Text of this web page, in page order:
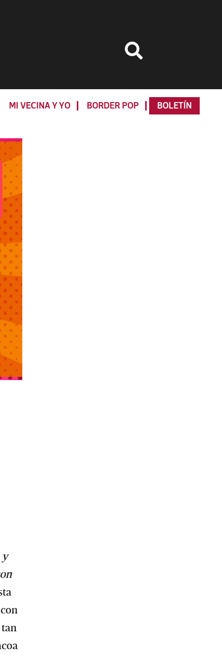
MI VECINA Y YO BORDER POP BOLETÍN